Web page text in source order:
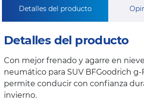
Detalles del producto
Detalles del producto
Con mejor frenado y agarre en nieve
neumático para SUV BFGoodrich
permite conducir con confianza
invierno.